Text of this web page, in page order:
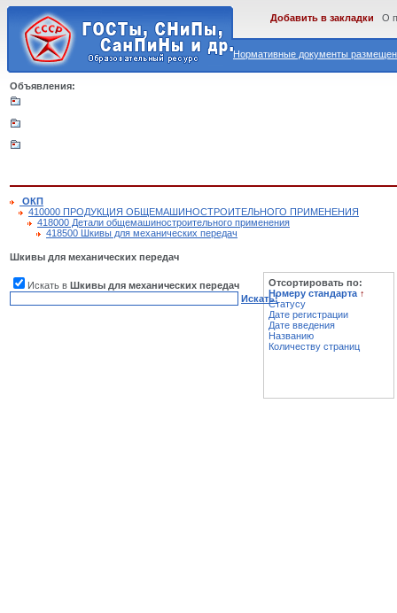
Нормативные документы
Добавить в закладки О
Объявления:
ОКП
410000 ПРОДУКЦИЯ ОБЩЕМАШИНОСТРОИТЕЛЬНОГО ПРИМЕНЕНИЯ
418000 Детали общемашиностроительного применения
418500 Шкивы для механических передач
Шкивы для механических передач
Искать в Шкивы для механических передач
Искать!
Отсортировать по:
Номеру стандарта ↑
Статусу
Дате регистрации
Дате введения
Названию
Количеству страниц